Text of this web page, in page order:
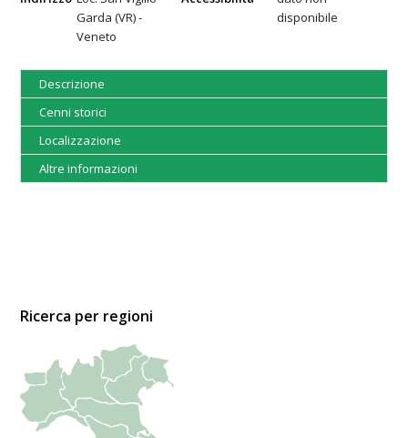
Garda (VR) -
Veneto
disponibile
Descrizione
Cenni storici
Localizzazione
Altre informazioni
Ricerca per regioni